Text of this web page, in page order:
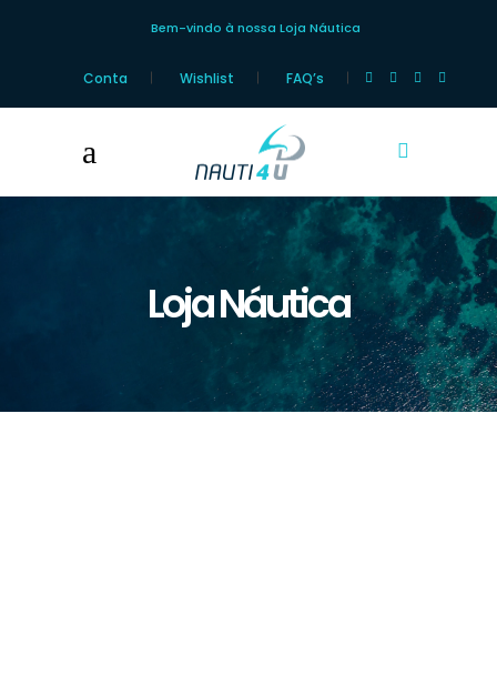
Bem-vindo à nossa Loja Náutica
Conta Wishlist FAQ’s
Loja Náutica